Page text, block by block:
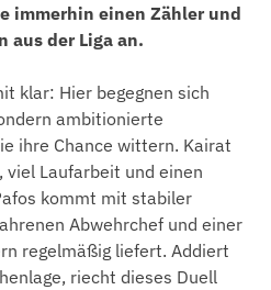
immerhin einen Zähler und
aus der Liga an.
klar: Hier begegnen sich
ambitionierte
ihre Chance wittern. Kairat
viel Laufarbeit und einen
kommt mit stabiler
Abwehrchef und einer
regelmäßig liefert. Addiert
riecht dieses Duell